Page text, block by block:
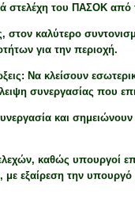
στελέχη του ΠΑΣΟΚ
καλύτερο
για την περιοχή.
Να κλείσουν
συνεργασίας που
και
καθώς υπουργοί
με εξαίρεση την